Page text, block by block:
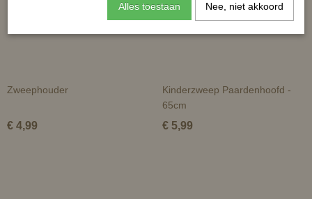
Zweephouder
€ 4,99
Kinderzweep Paardenhoofd -
65cm
€ 5,99
Alles toestaan Nee, niet akkoord